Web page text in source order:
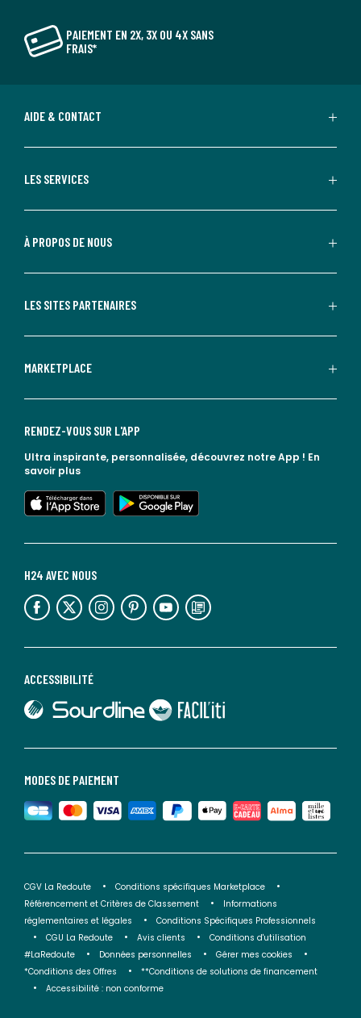
PAIEMENT EN 2X, 3X OU 4X SANS
FRAIS*
AIDE & CONTACT
LES SERVICES
À PROPOS DE NOUS
LES SITES PARTENAIRES
MARKETPLACE
MODES DE PAIEMENT
ACCESSIBILITÉ
lien vers Sourdline
lien vers Faciliti
H24 AVEC NOUS
lien vers l'espace réseaux sociaux lien vers l'espace réseaux sociaux lien vers l'espace réseaux sociaux lien vers l'espace réseaux sociaux lien vers l'espace réseaux sociaux lien vers le blog la redoute
RENDEZ-VOUS SUR L'APP
Ultra inspirante, personnalisée, découvrez notre App ! En
savoir plus
lien vers l'app store
lien vers google play
CGV La Redoute
Conditions spécifiques Marketplace
Référencement et Critères de Classement
Informations
réglementaires et légales
Conditions Spécifiques Professionnels
CGU La Redoute
Avis clients
Conditions d'utilisation
#LaRedoute
Données personnelles
Gérer mes cookies
*Conditions des Offres
**Conditions de solutions de financement
Accessibilité : non conforme